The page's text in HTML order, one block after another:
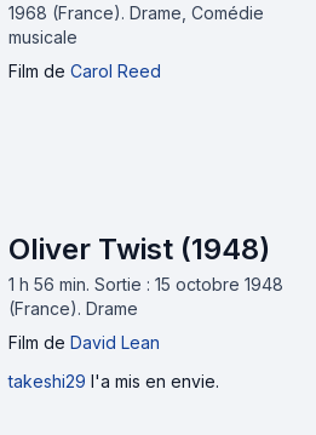
1968 (France). Drame, Comédie
musicale
Film de Carol Reed
Oliver Twist (1948)
1 h 56 min. Sortie : 15 octobre 1948
(France). Drame
Film de David Lean
takeshi29 l'a mis en envie.